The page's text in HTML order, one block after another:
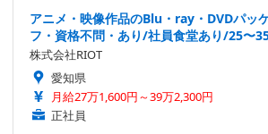
アニメ・映像作品のBlu・ray・DVDパッ
フ・資格不問・あり/社員食堂あり/25〜
株式会社RIOT
愛知県
月給27万1,600円～39万2,300円
正社員